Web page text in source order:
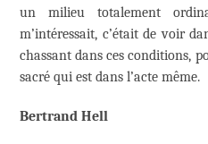
un milieu totalement
m’intéressait, c’était de voir
chassant dans ces conditions,
sacré qui est dans l’acte même.
Bertrand Hell